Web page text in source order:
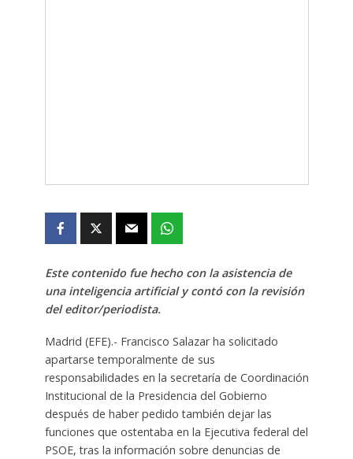
Este contenido fue hecho con la asistencia de
una inteligencia artificial y contó con la revisión
del editor/periodista.
Madrid (EFE).- Francisco Salazar ha solicitado
apartarse temporalmente de sus
responsabilidades en la secretaría de Coordinación
Institucional de la Presidencia del Gobierno
después de haber pedido también dejar las
funciones que ostentaba en la Ejecutiva federal del
PSOE, tras la información sobre denuncias de